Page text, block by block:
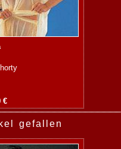
€
gefallen